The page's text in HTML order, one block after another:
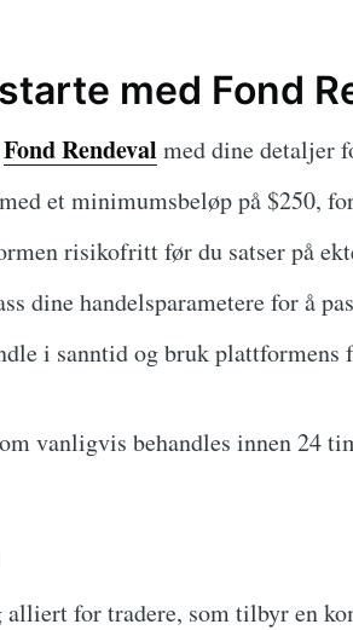
med Fond
Fond Rendeval med dine detaljer
et minimumsbeløp på $250,
risikofritt før du satser på
dine handelsparametere for å
i sanntid og bruk plattformens
vanligvis behandles innen 24
for tradere, som tilbyr en